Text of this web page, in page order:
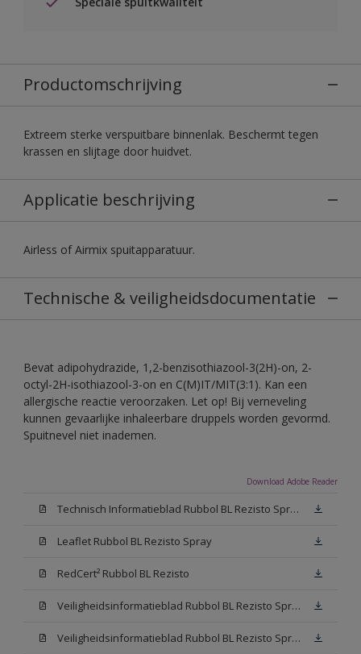
Productomschrijving
Extreem sterke verspuitbare binnenlak. Beschermt tegen
krassen en slijtage door huidvet.
Applicatie beschrijving
Airless of Airmix spuitapparatuur.
Technische & veiligheidsdocumentatie
Bevat adipohydrazide, 1,2-benzisothiazool-3(2H)-on, 2-
octyl-2H-isothiazool-3-on en C(M)IT/MIT(3:1). Kan een
allergische reactie veroorzaken. Let op! Bij verneveling
kunnen gevaarlijke inhaleerbare druppels worden gevormd.
Spuitnevel niet inademen.
Download Adobe Reader
Technisch Informatieblad Rubbol BL Rezisto Spray (PDF)
Leaflet Rubbol BL Rezisto Spray
RedCert² Rubbol BL Rezisto
Veiligheidsinformatieblad Rubbol BL Rezisto Spray W05 (MSDS)
Veiligheidsinformatieblad Rubbol BL Rezisto Spray N00 (MSDS)